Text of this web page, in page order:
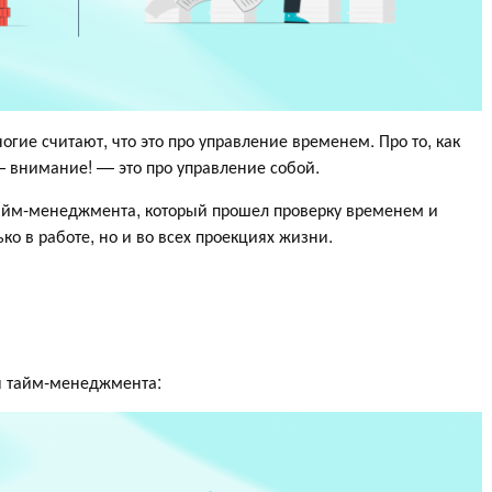
считают, что это про управление временем. Про то, как
— это про управление собой.
менеджмента, который прошел проверку временем и
в работе, но и во всех проекциях жизни.
тайм-менеджмента: